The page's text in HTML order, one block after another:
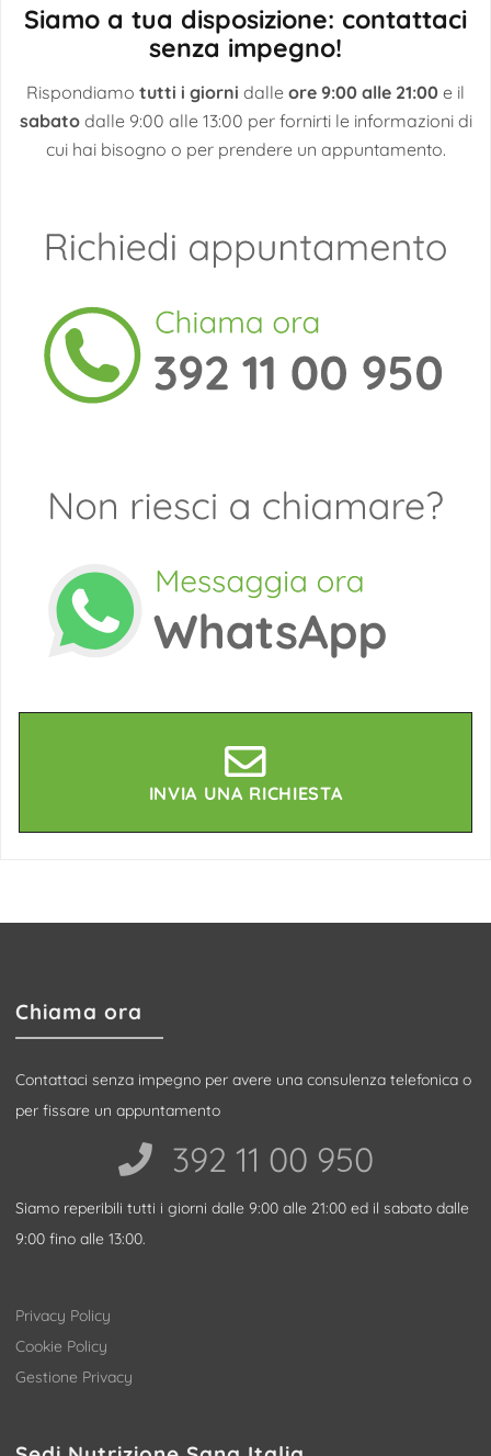
Siamo a tua disposizione: contattaci
senza impegno!
Rispondiamo tutti i giorni dalle ore 9:00 alle 21:00 e il
sabatodalle 9:00 alle 13:00 per fornirti le informazioni di
cui hai bisogno o per prendere un appuntamento.
INVIA UNA RICHIESTA
Chiama ora
Contattaci senza impegno per avere una consulenza telefonica o
per fissare un appuntamento
392 11 00 950‬
Siamo reperibili tutti i giorni dalle 9:00 alle 21:00 ed il sabato dalle
9:00 fino alle 13:00.
Privacy Policy
Cookie Policy
Gestione Privacy